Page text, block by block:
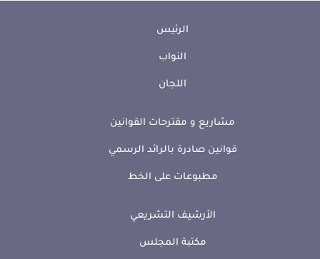
الرئيس
النواب
اللجان
مشاريع و مقترحات القوانين
قوانين صادرة بالرائد الرسمي
مطبوعات على الخط
الأرشيف التشريعي
مكتبة المجلس